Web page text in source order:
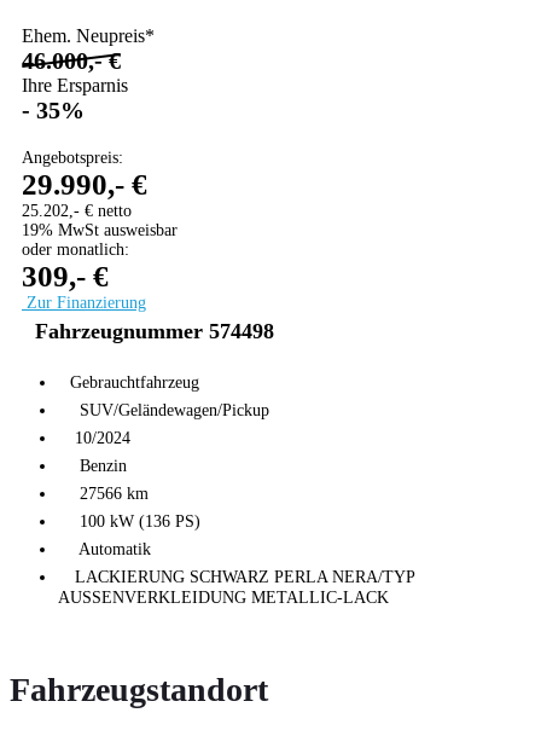
Ehem. Neupreis*
46.000,- €
Ihre Ersparnis
- 35%
Angebotspreis:
29.990,- €
25.202,- € netto
19% MwSt ausweisbar
oder monatlich:
309,- €
Zur Finanzierung
Fahrzeugnummer 574498
Gebrauchtfahrzeug
SUV/Geländewagen/Pickup
10/2024
Benzin
27566 km
100 kW (136 PS)
Automatik
LACKIERUNG SCHWARZ PERLA NERA/TYP
AUSSENVERKLEIDUNG METALLIC-LACK
Fahrzeugstandort